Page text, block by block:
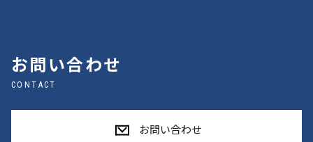
お問い合わせ
CONTACT
お問い合わせ